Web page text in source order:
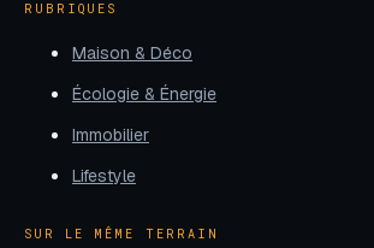
RUBRIQUES
Maison & Déco
Écologie & Énergie
Immobilier
Lifestyle
SUR LE MÊME TERRAIN